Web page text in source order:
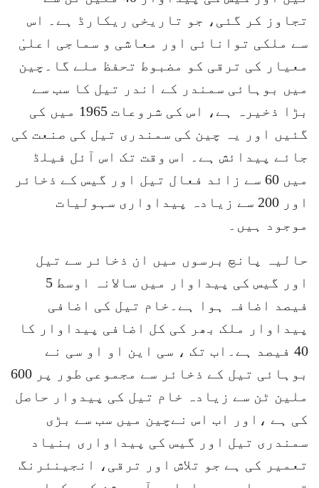
تجاوز کر گئی، جو تاریخی ریکارڈ ہے۔ اس
سے ملکی توانائی اور معاشی و سماجی اعلیٰ
معیار کی ترقی کو مضبوط تحفظ ملے گا۔چین
میں بوہائی سمندر کے اندر تیل کا سب سے
بڑا ذخیرہ ہے، اس کی شروعات 1965 میں کی
گئیں اور یہ چین کی سمندری تیل کی صنعت کی
جائے پیدائش ہے۔ اس وقت تک اس آئل فیلڈ
میں 60 سے زائد فعال تیل اور گیس کے ذخائر
اور 200 سے زیادہ پیداواری سہولیات
موجود ہیں۔
حالیہ پانچ برسوں میں ان ذخائر سے تیل
اور گیس کی پیداوار میں سالانہ اوسط 5
فیصد اضافہ ہوا ہے۔خام تیل کی اضافی
پیداوار ملک بھر کی کل اضافی پیداوار کا
40 فیصد ہے۔اب تک ، سی این او او سی نے
بوہائی تیل کے ذخائر سے مجموعی طور پر 600
ملین ٹن سے زیادہ خام تیل کی پیدوار حاصل
کی ہے ،اور اب اس نےچین میں سب سے بڑی
سمندری تیل اور گیس کی پیداواری بنیاد
تعمیر کی ہے جو تلاش اور ترقی، انجینئرنگ